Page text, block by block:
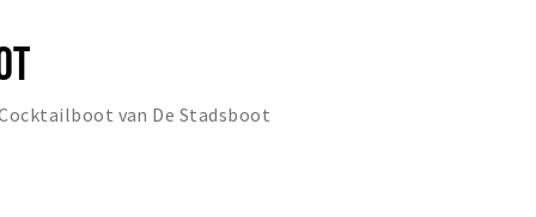
van De Stadsboot